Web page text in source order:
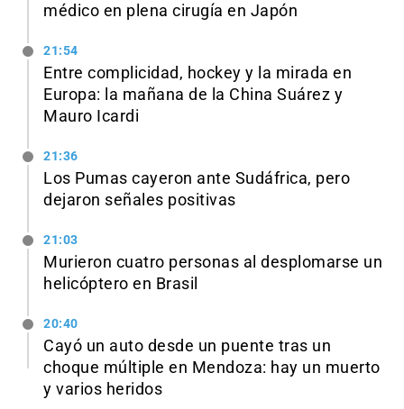
médico en plena cirugía en Japón
21:54
Entre complicidad, hockey y la mirada en
Europa: la mañana de la China Suárez y
Mauro Icardi
21:36
Los Pumas cayeron ante Sudáfrica, pero
dejaron señales positivas
21:03
Murieron cuatro personas al desplomarse un
helicóptero en Brasil
20:40
Cayó un auto desde un puente tras un
choque múltiple en Mendoza: hay un muerto
y varios heridos